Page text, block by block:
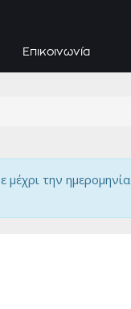
Επικοινωνία
μέχρι την ημερομηνία